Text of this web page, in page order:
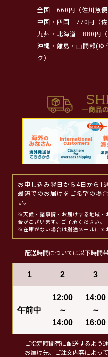
全国
660円（佐川急便
中国・四国
770円（佐
九州・北海道
880円（
沖縄・離島・山間部(ゆ
ク）
お申し込み翌日から4日から1
最短でのお届けをご希望の場合
い。
※天候・諸事情・お届けする地域・
合がございます。ご了承ください。
※在庫がない場合は別途メールにて
配送時間については以下時間
1 2 3
午前中
12:00
～
14:00
14:00
～
16:00
ご指定時間帯に配送するよう
お届け先、ご注文内容によっ